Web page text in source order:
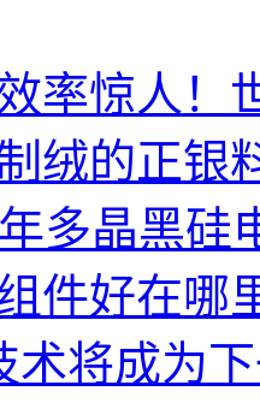
率惊人！
绒的正银
多晶黑硅
件好在哪
术将成为